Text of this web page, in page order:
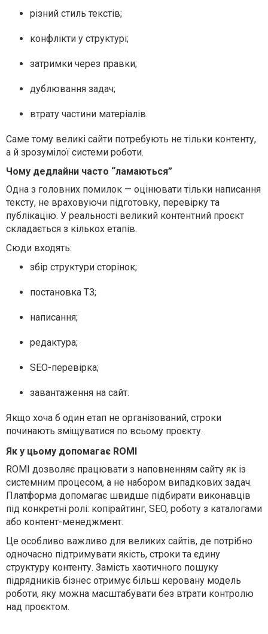
різний стиль текстів;
конфлікти у структурі;
затримки через правки;
дублювання задач;
втрату частини матеріалів.
Саме тому великі сайти потребують не тільки контенту,
а й зрозумілої системи роботи.
Чому дедлайни часто “ламаються”
Одна з головних помилок — оцінювати тільки написання
тексту, не враховуючи підготовку, перевірку та
публікацію. У реальності великий контентний проєкт
складається з кількох етапів.
Сюди входять:
збір структури сторінок;
постановка ТЗ;
написання;
редактура;
SEO-перевірка;
завантаження на сайт.
Якщо хоча б один етап не організований, строки
починають зміщуватися по всьому проєкту.
Як у цьому допомагає ROMI
ROMI дозволяє працювати з наповненням сайту як із
системним процесом, а не набором випадкових задач.
Платформа допомагає швидше підбирати виконавців
під конкретні ролі: копірайтинг, SEO, роботу з каталогами
або контент-менеджмент.
Це особливо важливо для великих сайтів, де потрібно
одночасно підтримувати якість, строки та єдину
структуру контенту. Замість хаотичного пошуку
підрядників бізнес отримує більш керовану модель
роботи, яку можна масштабувати без втрати контролю
над проєктом.